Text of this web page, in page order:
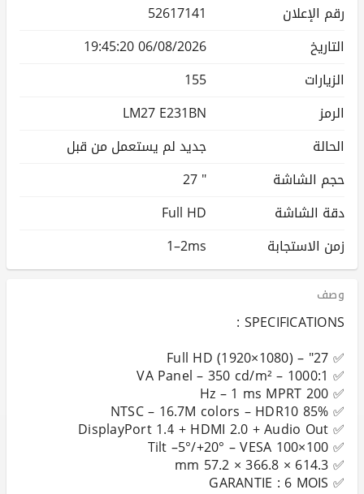
رقم الإعلان
52617141
التاريخ
06/08/2026 19:45:20
الزيارات
155
الرمز
LM27 E231BN
الحالة
جديد لم يستعمل من قبل
حجم الشاشة
27 "
دقة الشاشة
Full HD
زمن الاستجابة
1–2ms
وصف
✅ VA Panel – 350 cd/m² – 1000:1